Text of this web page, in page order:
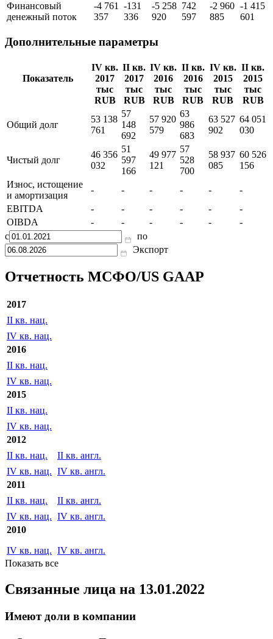
Финансовый
денежный поток
-4 761
357
-131
336
-5 258
920
742
597
-2 960
885
-1 415
601
Дополнительные параметры
Показатель
IV кв.
2017
тыс
RUB
II кв.
2017
тыс
RUB
IV кв.
2016
тыс
RUB
II кв.
2016
тыс
RUB
IV кв.
2015
тыс
RUB
II кв.
2015
тыс
RUB
Общий долг
53 138
761
57
148
692
57 920
579
63
986
683
63 527
902
64 051
030
Чистый долг
46 356
032
51
597
166
49 977
121
57
528
700
58 937
085
60 526
156
Износ, истощение
и амортизация
- - - - -
-
EBITDA
- - - - -
-
OIBDA
- - - - -
-
с
по
Экспорт
Отчетность МСФО/US GAAP
2017
II кв. нац.
IV кв. нац.
2016
II кв. нац.
IV кв. нац.
2015
II кв. нац.
IV кв. нац.
2012
II кв. нац.
II кв. англ.
IV кв. нац. IV кв. англ.
2011
II кв. нац.
II кв. англ.
IV кв. нац. IV кв. англ.
2010
IV кв. нац. IV кв. англ.
Показать все
Связанные лица на 13.01.2022
Имеют доли в компании